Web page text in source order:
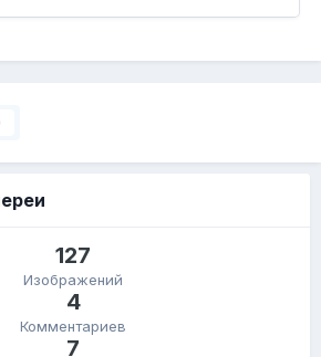
127
Изображений
4
Комментариев
7